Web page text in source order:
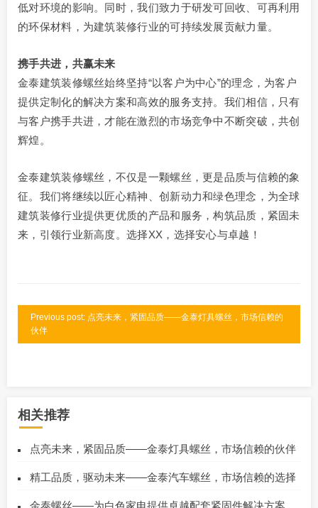
低对环境的影响。同时，我们致力于研发可回收、可再利用
的环保材料，为建筑装修行业的可持续发展贡献力量。
携手共进，共赢未来
金泰建筑装修螺丝始终坚持“以客户为中心”的理念，为客户
提供定制化的解决方案和高效的服务支持。我们相信，只有
与客户携手共进，才能在激烈的市场竞争中不断突破，共创
辉煌。
金泰建筑装修螺丝，不仅是一颗螺丝，更是品质与信赖的象
征。我们将继续以匠心精神、创新动力和绿色理念，为全球
建筑装修行业提供更优质的产品和服务，构筑品质，紧固未
来，引领行业新高度。选择XX，选择安心与卓越！
Previous post: 点亮未来，紧固品质——金泰灯具螺丝，市场信赖的
伙伴
相关推荐
点亮未来，紧固品质——金泰灯具螺丝，市场信赖的伙伴
精工品质，驱动未来——金泰汽车螺丝，市场信赖的选择
金泰螺丝——为白色家电提供卓越配套紧固件解决方案